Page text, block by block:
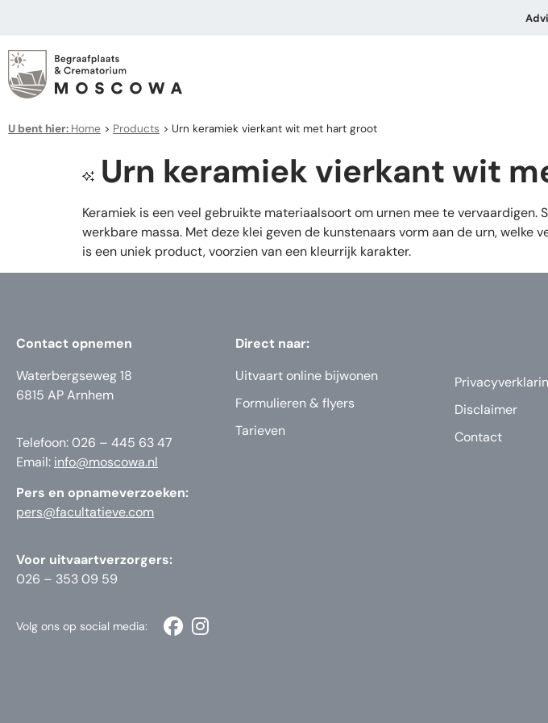
U bent hier: Home > Products > Urn keramiek vierkant wit met hart groot
Urn keramiek vierkant wit
Keramiek is een veel gebruikte materiaalsoort om urnen mee te
werkbare massa. Met deze klei geven de kunstenaars vorm aan de urn,
is een uniek product, voorzien van een kleurrijk karakter.
Contact opnemen
Waterbergseweg 18
6815 AP Arnhem
Telefoon: 026 – 445 63 47
Email: info@moscowa.nl
Pers en opnameverzoeken:
pers@facultatieve.com
Voor uitvaartverzorgers:
026 – 353 09 59
Direct naar:
Uitvaart online bijwonen
Formulieren & flyers
Tarieven
Disclaimer
Contact
Volg ons op social media: